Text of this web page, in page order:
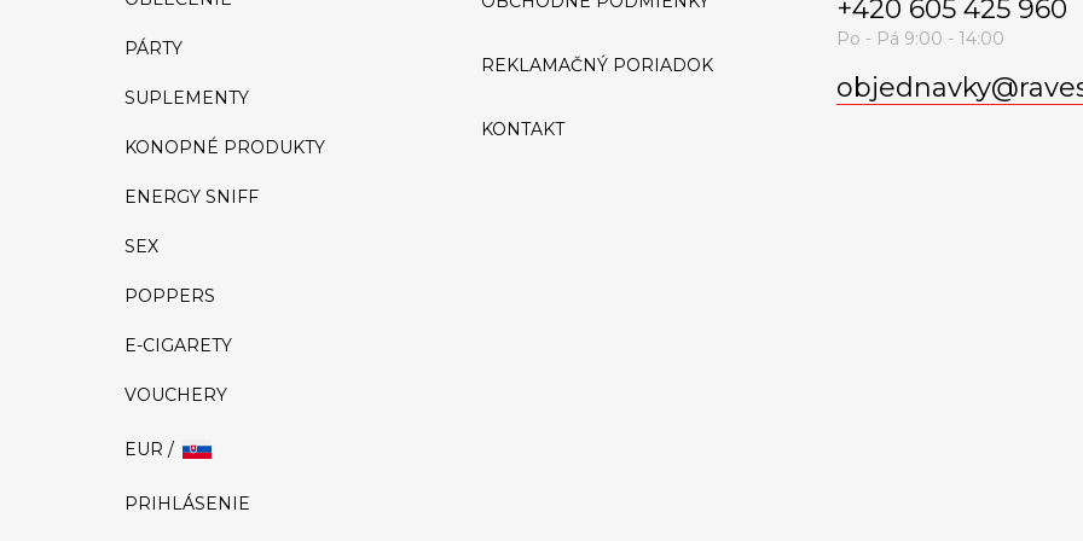
PÁRTY
SUPLEMENTY
KONOPNÉ PRODUKTY
ENERGY SNIFF
SEX
POPPERS
E-CIGARETY
VOUCHERY
EUR /
PRIHLÁSENIE
REKLAMAČNÝ PORIADOK
KONTAKT
objednavky@
+420 605 425 960